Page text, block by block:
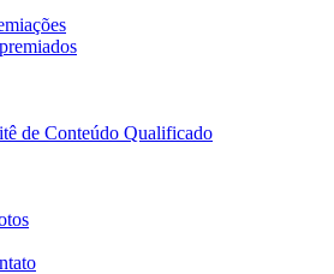
de Conteúdo Qualificado